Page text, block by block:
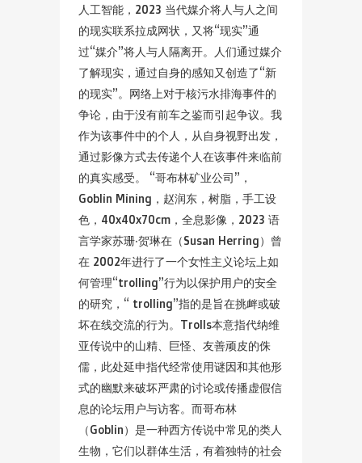
人工智能，2023 当代媒介将人与人之间
的现实联系拉成网状，又将“现实”通
过“媒介”将人与人隔离开。人们通过媒介
了解现实，通过自身的感知又创造了“新
的现实”。网络上对于核污水排海事件的
争论，由于没有前车之鉴而引起争议。我
作为该事件中的个人，从自身视野出发，
通过影像方式去传递个人在该事件来临前
的真实感受。 “哥布林矿业公司”，
Goblin Mining，赵润东，树脂，手工设
色，40x40x70cm，全息影像，2023 语
言学家苏珊‧贺琳在（Susan Herring）曾
在 2002年进行了一个女性主义论坛上如
何管理“trolling”行为以保护用户的安全
的研究，“ trolling”指的是旨在挑衅或破
坏在线交流的行为。Trolls本意指代纳维
亚传说中的山精、巨怪、友善顽皮的侏
儒，此处延申指代经常使用谜因和其他形
式的幽默来破坏严肃的讨论或传播虚假信
息的论坛用户与访客。而哥布林
（Goblin）是一种西方传说中常见的类人
生物，它们以群体生活，有着独特的社会